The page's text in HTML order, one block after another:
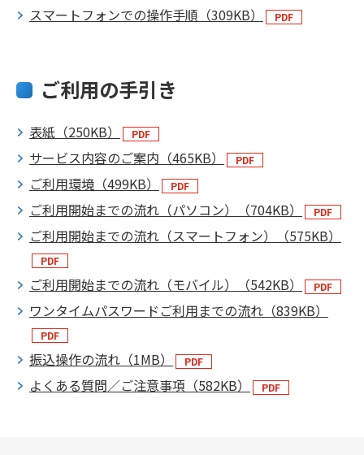
スマートフォンでの操作手順（309KB）
ご利用の手引き
表紙（250KB）
サービス内容のご案内（465KB）
ご利用環境（499KB）
ご利用開始までの流れ（パソコン）（704KB）
ご利用開始までの流れ（スマートフォン）（575KB）
ご利用開始までの流れ（モバイル）（542KB）
ワンタイムパスワードご利用までの流れ（839KB）
振込操作の流れ（1MB）
よくある質問／ご注意事項（582KB）